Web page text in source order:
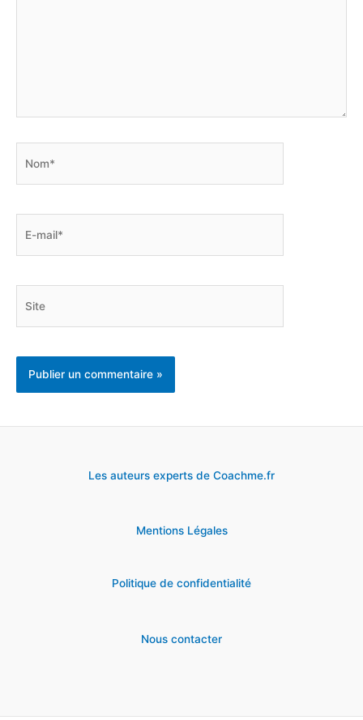
Les auteurs experts de Coachme.fr
Mentions Légales
Politique de confidentialité
Nous contacter